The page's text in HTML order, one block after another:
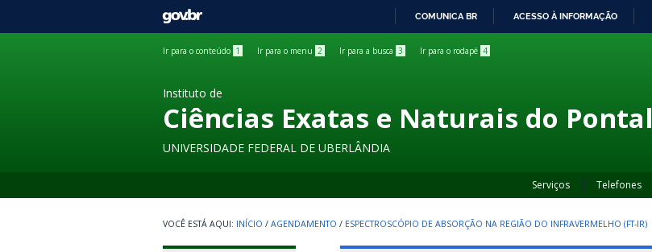
GOVBR
COMUNICA BR ACESSO À INFORMAÇÃO
Ir para o conteúdo 1 Ir para o menu 2 Ir para a busca 3 Ir para o rodapé 4
Instituto de
Ciências Exatas e Naturais do Pontal
UNIVERSIDADE FEDERAL DE UBERLÂNDIA
Serviços Telefones
INÍCIO / AGENDAMENTO / ESPECTROSCÓPIO DE ABSORÇÃO NA REGIÃO DO INFRAVERMELHO (FT-IR)